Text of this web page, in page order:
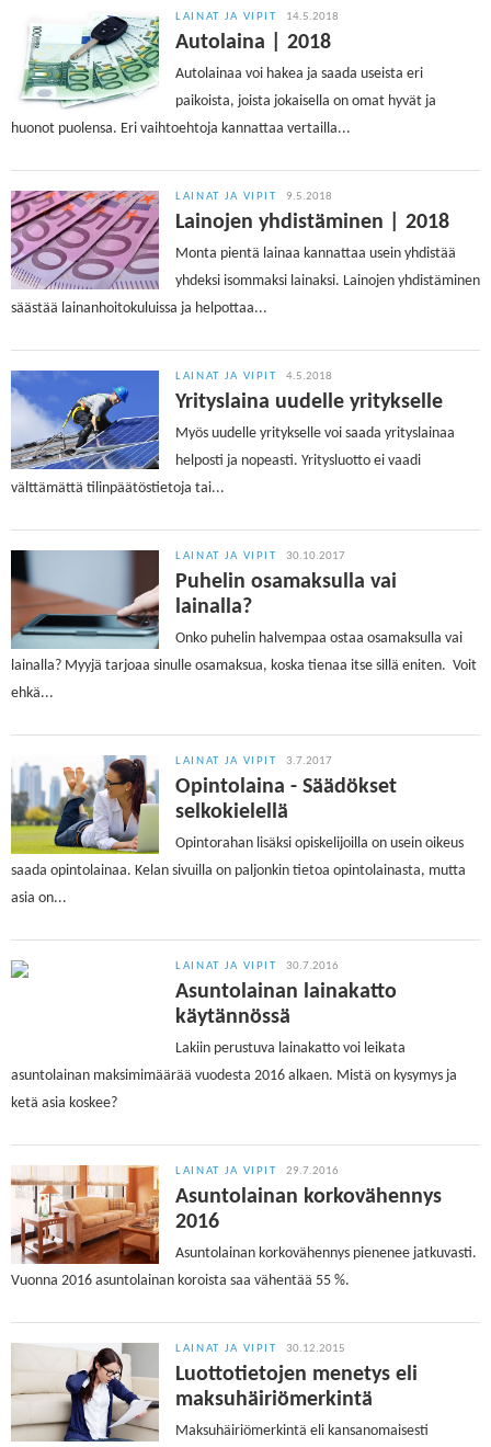
LAINAT JA VIPIT 14.5.2018
Autolaina | 2018
Autolainaa voi hakea ja saada useista eri
paikoista, joista jokaisella on omat hyvät ja
huonot puolensa. Eri vaihtoehtoja kannattaa vertailla...
LAINAT JA VIPIT 9.5.2018
Lainojen yhdistäminen | 2018
Monta pientä lainaa kannattaa usein yhdistää
yhdeksi isommaksi lainaksi. Lainojen yhdistäminen
säästää lainanhoitokuluissa ja helpottaa...
LAINAT JA VIPIT 4.5.2018
Yrityslaina uudelle yritykselle
Myös uudelle yritykselle voi saada yrityslainaa
helposti ja nopeasti. Yritysluotto ei vaadi
välttämättä tilinpäätöstietoja tai...
LAINAT JA VIPIT 30.10.2017
Puhelin osamaksulla vai
lainalla?
Onko puhelin halvempaa ostaa osamaksulla vai
lainalla? Myyjä tarjoaa sinulle osamaksua, koska tienaa itse sillä eniten. Voit
ehkä...
LAINAT JA VIPIT 3.7.2017
Opintolaina - Säädökset
selkokielellä
Opintorahan lisäksi opiskelijoilla on usein oikeus
saada opintolainaa. Kelan sivuilla on paljonkin tietoa opintolainasta, mutta
asia on...
LAINAT JA VIPIT 30.7.2016
Asuntolainan lainakatto
käytännössä
Lakiin perustuva lainakatto voi leikata
asuntolainan maksimimäärää vuodesta 2016 alkaen. Mistä on kysymys ja
ketä asia koskee?
LAINAT JA VIPIT 29.7.2016
Asuntolainan korkovähennys
2016
Asuntolainan korkovähennys pienenee jatkuvasti.
Vuonna 2016 asuntolainan koroista saa vähentää 55 %.
LAINAT JA VIPIT 30.12.2015
Luottotietojen menetys eli
maksuhäiriömerkintä
Maksuhäiriömerkintä eli kansanomaisesti